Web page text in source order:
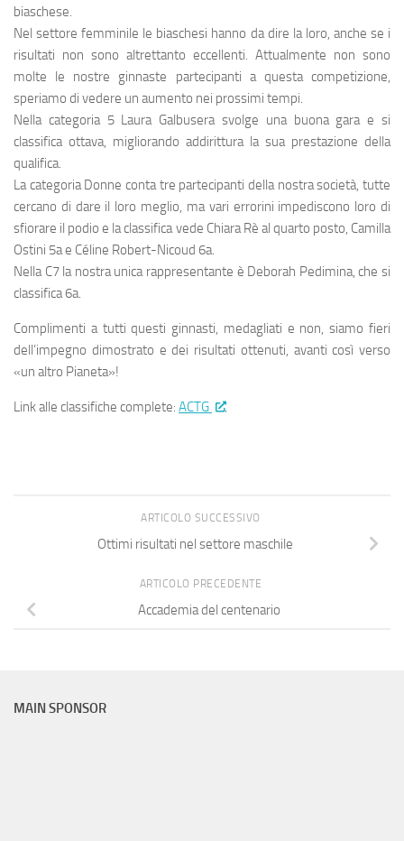
biaschese.
Nel settore femminile le biaschesi hanno da dire la loro, anche se i
risultati non sono altrettanto eccellenti. Attualmente non sono
molte le nostre ginnaste partecipanti a questa competizione,
speriamo di vedere un aumento nei prossimi tempi.
Nella categoria 5 Laura Galbusera svolge una buona gara e si
classifica ottava, migliorando addirittura la sua prestazione della
qualifica.
La categoria Donne conta tre partecipanti della nostra società, tutte
cercano di dare il loro meglio, ma vari errorini impediscono loro di
sfiorare il podio e la classifica vede Chiara Rè al quarto posto, Camilla
Ostini 5a e Céline Robert-Nicoud 6a.
Nella C7 la nostra unica rappresentante è Deborah Pedimina, che si
classifica 6a.
Complimenti a tutti questi ginnasti, medagliati e non, siamo fieri
dell’impegno dimostrato e dei risultati ottenuti, avanti così verso
«un altro Pianeta»!
Link alle classifiche complete: ACTG .
ARTICOLO SUCCESSIVO
Ottimi risultati nel settore maschile
ARTICOLO PRECEDENTE
Accademia del centenario
MAIN SPONSOR